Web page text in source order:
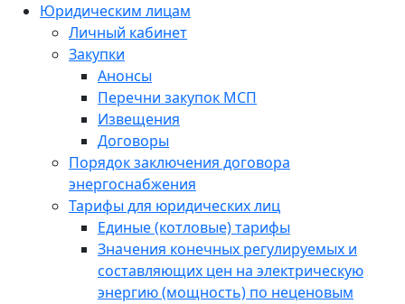
Юридическим лицам
Личный кабинет
Закупки
Анонсы
Перечни закупок МСП
Извещения
Договоры
Порядок заключения договора
энергоснабжения
Тарифы для юридических лиц
Единые (котловые) тарифы
Значения конечных регулируемых и
составляющих цен на электрическую
энергию (мощность) по неценовым